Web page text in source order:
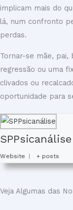
implicam mais do
lá, num confronto
perdas.
Tornar-se mãe,
regressão ou uma
clivados ou
oportunidade para
SPPsicanálise
Website + posts
Veja Algumas das